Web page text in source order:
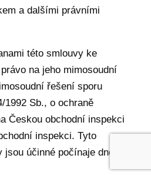
a dalšími právními
této smlouvy ke
na jeho mimosoudní
řešení sporu
1992 Sb., o ochraně
Českou obchodní inspekci
inspekci. Tyto
účinné počínaje dnem